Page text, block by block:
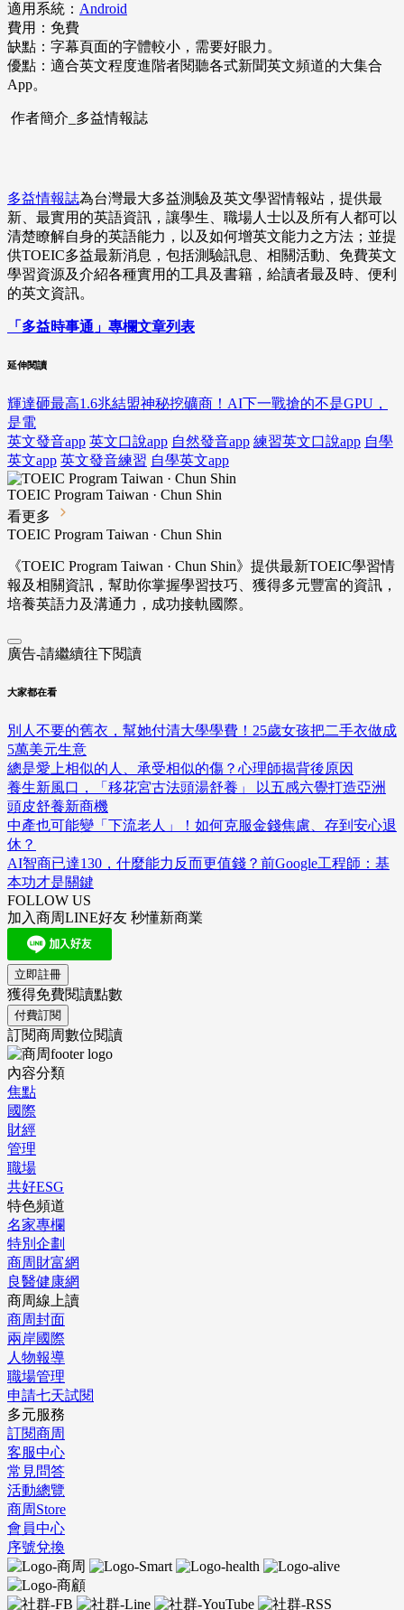
適用系統： Android
費用：免費
缺點：字幕頁面的字體較小，需要好眼力。
優點：適合英文程度進階者閱聽各式新聞英文頻道的大集合
App。
作者簡介_多益情報誌
多益情報誌為台灣最大多益測驗及英文學習情報站，提供最
新、最實用的英語資訊，讓學生、職場人士以及所有人都可以
清楚瞭解自身的英語能力，以及如何增英文能力之方法；並提
供TOEIC多益最新消息，包括測驗訊息、相關活動、免費英文
學習資源及介紹各種實用的工具及書籍，給讀者最及時、便利
的英文資訊。
「多益時事通」專欄文章列表
延伸閱讀
輝達砸最高1.6兆結盟神秘挖礦商！AI下一戰搶的不是GPU，
是電
英文發音app 英文口說app 自然發音app 練習英文口說app 自學
英文app 英文發音練習 自學英文app
TOEIC Program Taiwan · Chun Shin
看更多
TOEIC Program Taiwan · Chun Shin
《TOEIC Program Taiwan · Chun Shin》提供最新TOEIC學習情
報及相關資訊，幫助你掌握學習技巧、獲得多元豐富的資訊，
培養英語力及溝通力，成功接軌國際。
廣告-請繼續往下閱讀
大家都在看
別人不要的舊衣，幫她付清大學學費！25歲女孩把二手衣做成
5萬美元生意
總是愛上相似的人、承受相似的傷？心理師揭背後原因
養生新風口，「移花宮古法頭湯舒養」 以五感六覺打造亞洲
頭皮舒養新商機
中產也可能變「下流老人」！如何克服金錢焦慮、存到安心退
休？
AI智商已達130，什麼能力反而更值錢？前Google工程師：基
本功才是關鍵
FOLLOW US
加入商周LINE好友 秒懂新商業
立即註冊
獲得免費閱讀點數
付費訂閱
訂閱商周數位閱讀
內容分類
焦點
國際
財經
管理
職場
共好ESG
特色頻道
名家專欄
特別企劃
商周財富網
良醫健康網
商周線上讀
商周封面
兩岸國際
人物報導
職場管理
申請七天試閱
多元服務
訂閱商周
客服中心
常見問答
活動總覽
商周Store
會員中心
序號兌換